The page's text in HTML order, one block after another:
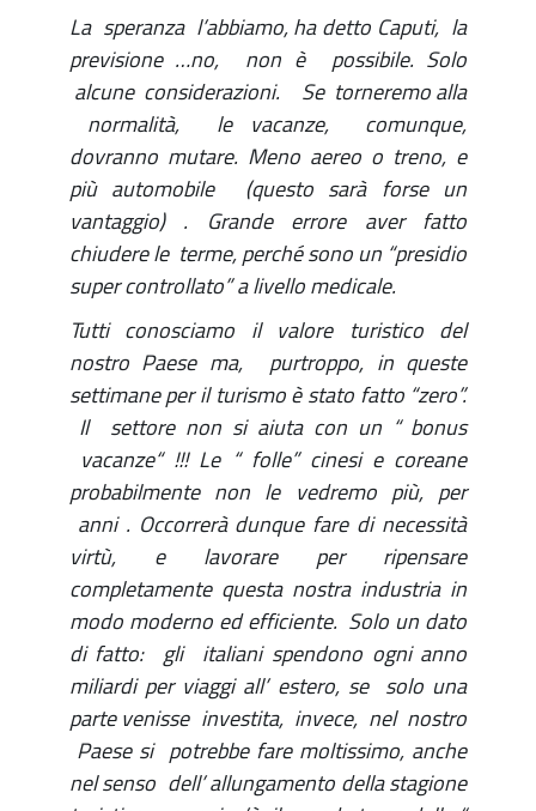
La speranza l’abbiamo, ha detto Caputi, la
previsione …no, non è possibile. Solo
alcune considerazioni. Se torneremo alla
normalità, le vacanze, comunque,
dovranno mutare. Meno aereo o treno, e
più automobile (questo sarà forse un
vantaggio) . Grande errore aver fatto
chiudere le terme, perché sono un “presidio
super controllato” a livello medicale.
Tutti conosciamo il valore turistico del
nostro Paese ma, purtroppo, in queste
settimane per il turismo è stato fatto “zero”.
Il settore non si aiuta con un “ bonus
vacanze“ !!! Le “ folle” cinesi e coreane
probabilmente non le vedremo più, per
anni . Occorrerà dunque fare di necessità
virtù, e lavorare per ripensare
completamente questa nostra industria in
modo moderno ed efficiente. Solo un dato
di fatto: gli italiani spendono ogni anno
miliardi per viaggi all’ estero, se solo una
parte venisse investita, invece, nel nostro
Paese si potrebbe fare moltissimo, anche
nel senso dell’ allungamento della stagione